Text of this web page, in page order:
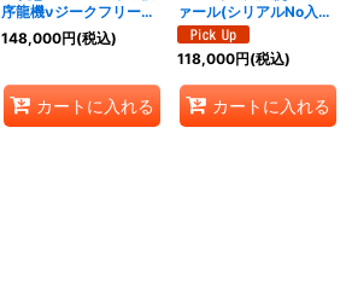
序龍機νジークフリード
(バトスピチャンピオン
シップ2017-煌臨杯-)
《白》
148,000円(税込)
カートに入れる
ァール(シリアルNo入り)
【X】{BS02-X08}
《黄》
118,000円(税込)
カートに入れる